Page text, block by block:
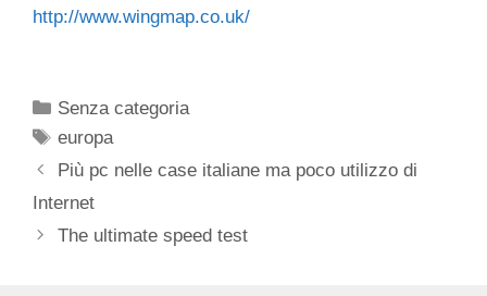
e
o
k
er a
e
gr
http://www.wingmap.co.uk/
Categorie
Senza categoria
Tag
europa
Più pc nelle case italiane ma poco utilizzo di
Internet
The ultimate speed test